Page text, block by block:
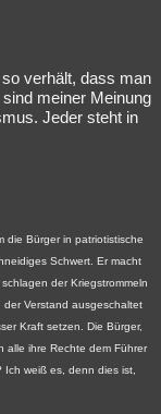
verhält, dass man
meiner Meinung
Jeder steht in
die Bürger in patriotistische
Schwert. Er macht
der Kriegstrommeln
Verstand ausgeschaltet
Kraft setzen. Die Bürger,
alle ihre Rechte dem Führer
weiß es, denn dies ist,